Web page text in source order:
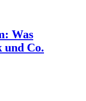
Was
und Co.